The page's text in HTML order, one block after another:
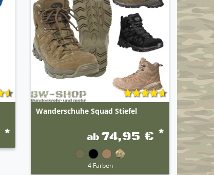
*
Wanderschuhe Squad Stiefel
ab74,95 € *
4 Farben